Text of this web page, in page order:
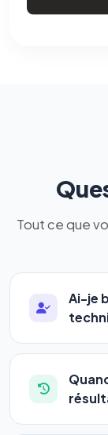
Tout ce que
Ai-je
Absolument
être